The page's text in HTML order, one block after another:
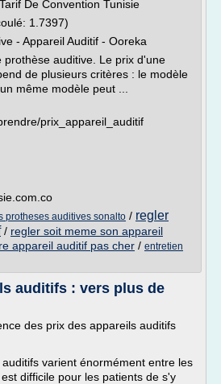
De Convention Tunisie
1.7397)
- Appareil Auditif - Ooreka
prothèse auditive. Le prix d'une
de plusieurs critères : le modèle
même modèle peut ...
prix_appareil_auditif
protheses auditives sonalto / regler
/ regler soit meme son appareil
appareil auditif pas cher / entretien
auditifs : vers plus de
des prix des appareils auditifs
varient énormément entre les
difficile pour les patients de s'y